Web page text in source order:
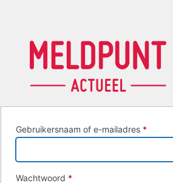
Gebruikersnaam of e-mailadres *
Wachtwoord *